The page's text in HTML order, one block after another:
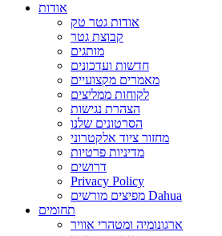
אודות
אודות גטר טק
קבוצת גטר
מותגים
חדשות ועדכונים
מאמרים מקצועיים
לקוחות ממליצים
הצהרת נגישות
הסרטונים שלנו
מחזור ציוד אלקטרוני
מדיניות פרטיות
דרושים
Privacy Policy
מפיצים מורשים Dahua
תחומים
ארגונומיה ומטהרי אוויר